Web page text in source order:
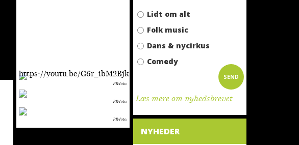
https://youtu.be/G6r_ibM2Bjk
PR-foto.
PR-foto.
PR-foto.
Lidt om alt
Folk music
Dans & nycirkus
Comedy
Læs mere om nyhedsbrevet
SEND
NYHEDER